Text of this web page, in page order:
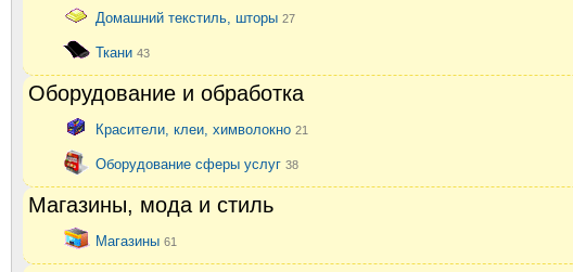
Домашний текстиль, шторы 27
Ткани 43
Оборудование и обработка
Красители, клеи, химволокно 21
Оборудование сферы услуг 38
Магазины, мода и стиль
Магазины 61